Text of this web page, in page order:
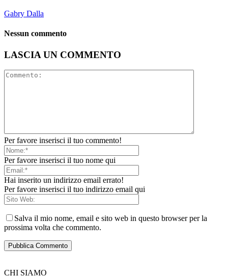
Gabry Dalla
Nessun commento
LASCIA UN COMMENTO
Per favore inserisci il tuo commento!
Per favore inserisci il tuo nome qui
Hai inserito un indirizzo email errato!
Per favore inserisci il tuo indirizzo email qui
Salva il mio nome, email e sito web in questo browser per la
prossima volta che commento.
CHI SIAMO